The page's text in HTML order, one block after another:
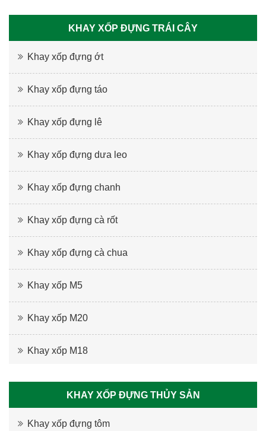
KHAY XỐP ĐỰNG TRÁI CÂY
Khay xốp đựng ớt
Khay xốp đựng táo
Khay xốp đựng lê
Khay xốp đựng dưa leo
Khay xốp đựng chanh
Khay xốp đựng cà rốt
Khay xốp đựng cà chua
Khay xốp M5
Khay xốp M20
Khay xốp M18
KHAY XỐP ĐỰNG THỦY SẢN
Khay xốp đựng tôm